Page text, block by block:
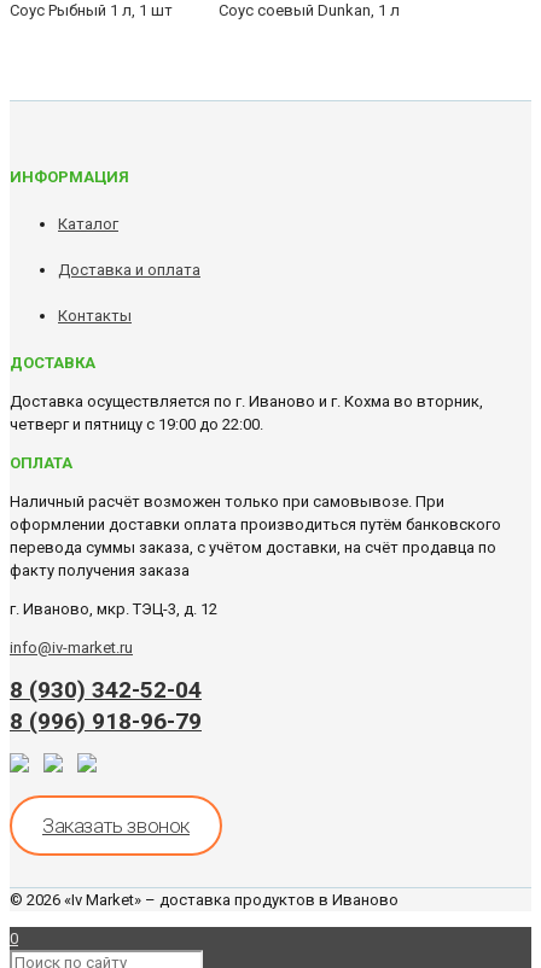
Соус Рыбный 1 л, 1 шт Соус соевый Dunkan, 1 л
ИНФОРМАЦИЯ
Каталог
Доставка и оплата
Контакты
ДОСТАВКА
Доставка осуществляется по г. Иваново и г. Кохма во вторник,
четверг и пятницу с 19:00 до 22:00.
ОПЛАТА
Наличный расчёт возможен только при самовывозе. При
оформлении доставки оплата производиться путём банковского
перевода суммы заказа, с учётом доставки, на счёт продавца по
факту получения заказа
г. Иваново, мкр. ТЭЦ-3, д. 12
info@iv-market.ru
8 (930) 342-52-04
8 (996) 918-96-79
Заказать звонок
© 2026 «Iv Market» – доставка продуктов в Иваново
0